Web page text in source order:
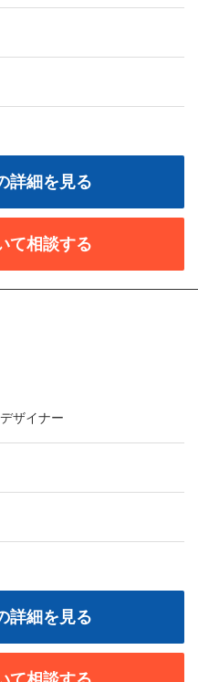
詳細を見る
て相談する
ザイナー
詳細を見る